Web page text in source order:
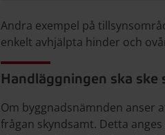
Andra exempel på
enkelt avhjälpta hinder och
Handläggningen ska ske
Om byggnadsnämnden anser
frågan skyndsamt. Detta